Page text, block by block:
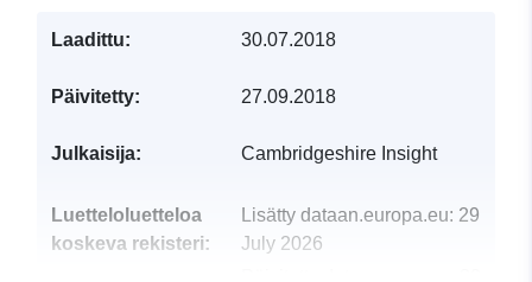
Laadittu: 30.07.2018
Päivitetty: 27.09.2018
Julkaisija: Cambridgeshire Insight
Luetteloluetteloa
koskeva rekisteri:
Lisätty dataan.europa.eu: 29
July 2026